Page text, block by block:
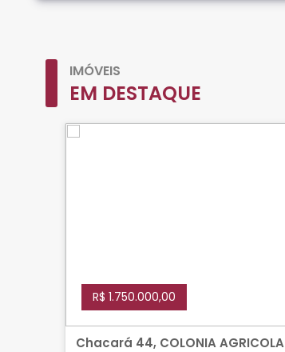
IMÓVEIS
EM DESTAQUE
R$ 1.750.000,00
Chacará 44, COLONIA AGRICOLA